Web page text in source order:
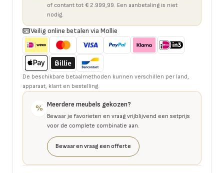
of contant tot € 2.999,99. Een aanbetaling is niet
nodig.
Veilig online betalen via Mollie
De beschikbare betaalmethoden kunnen verschillen per land,
apparaat, klant en bestelling.
% Meerdere meubels gekozen?
Bewaar je favorieten en vraag vrijblijvend een setprijs
voor de complete combinatie aan.
Bewaar en vraag een offerte